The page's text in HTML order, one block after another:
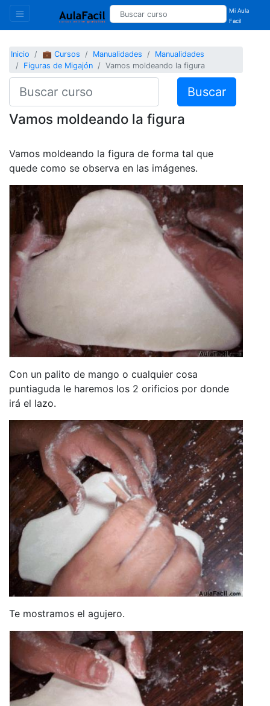
Mi Aula
Facil
Inicio 💼 Cursos Manualidades
Manualidades
Figuras de Migajón
Vamos moldeando la figura
Buscar
Vamos moldeando la figura
Vamos moldeando la figura de forma tal que
quede como se observa en las imágenes.
Con un palito de mango o cualquier cosa
puntiaguda le haremos los 2 orificios por donde
irá el lazo.
Te mostramos el agujero.